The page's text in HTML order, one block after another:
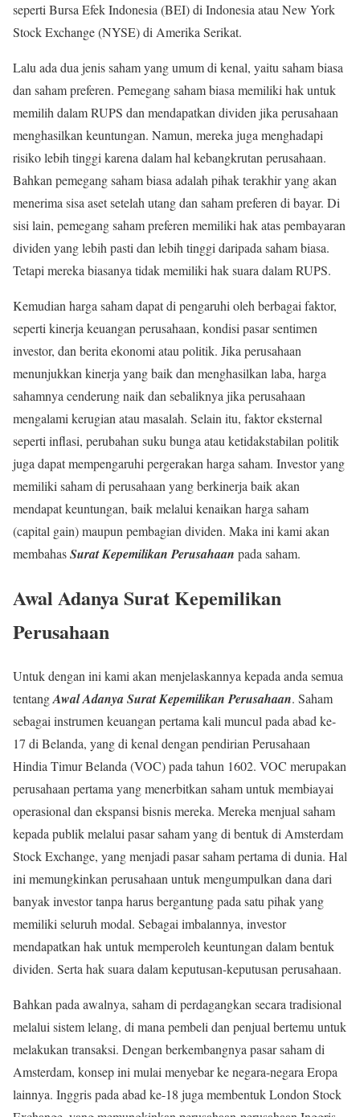
seperti Bursa Efek Indonesia (BEI) di Indonesia atau New York
Stock Exchange (NYSE) di Amerika Serikat.
Lalu ada dua jenis saham yang umum di kenal, yaitu saham biasa
dan saham preferen. Pemegang saham biasa memiliki hak untuk
memilih dalam RUPS dan mendapatkan dividen jika perusahaan
menghasilkan keuntungan. Namun, mereka juga menghadapi
risiko lebih tinggi karena dalam hal kebangkrutan perusahaan.
Bahkan pemegang saham biasa adalah pihak terakhir yang akan
menerima sisa aset setelah utang dan saham preferen di bayar. Di
sisi lain, pemegang saham preferen memiliki hak atas pembayaran
dividen yang lebih pasti dan lebih tinggi daripada saham biasa.
Tetapi mereka biasanya tidak memiliki hak suara dalam RUPS.
Kemudian harga saham dapat di pengaruhi oleh berbagai faktor,
seperti kinerja keuangan perusahaan, kondisi pasar sentimen
investor, dan berita ekonomi atau politik. Jika perusahaan
menunjukkan kinerja yang baik dan menghasilkan laba, harga
sahamnya cenderung naik dan sebaliknya jika perusahaan
mengalami kerugian atau masalah. Selain itu, faktor eksternal
seperti inflasi, perubahan suku bunga atau ketidakstabilan politik
juga dapat mempengaruhi pergerakan harga saham. Investor yang
memiliki saham di perusahaan yang berkinerja baik akan
mendapat keuntungan, baik melalui kenaikan harga saham
(capital gain) maupun pembagian dividen. Maka ini kami akan
membahasSurat Kepemilikan Perusahaan pada saham.
Awal Adanya Surat Kepemilikan
Perusahaan
Untuk dengan ini kami akan menjelaskannya kepada anda semua
tentangAwal Adanya Surat Kepemilikan Perusahaan. Saham
sebagai instrumen keuangan pertama kali muncul pada abad ke-
17 di Belanda, yang di kenal dengan pendirian Perusahaan
Hindia Timur Belanda (VOC) pada tahun 1602. VOC merupakan
perusahaan pertama yang menerbitkan saham untuk membiayai
operasional dan ekspansi bisnis mereka. Mereka menjual saham
kepada publik melalui pasar saham yang di bentuk di Amsterdam
Stock Exchange, yang menjadi pasar saham pertama di dunia. Hal
ini memungkinkan perusahaan untuk mengumpulkan dana dari
banyak investor tanpa harus bergantung pada satu pihak yang
memiliki seluruh modal. Sebagai imbalannya, investor
mendapatkan hak untuk memperoleh keuntungan dalam bentuk
dividen. Serta hak suara dalam keputusan-keputusan perusahaan.
Bahkan pada awalnya, saham di perdagangkan secara tradisional
melalui sistem lelang, di mana pembeli dan penjual bertemu untuk
melakukan transaksi. Dengan berkembangnya pasar saham di
Amsterdam, konsep ini mulai menyebar ke negara-negara Eropa
lainnya. Inggris pada abad ke-18 juga membentuk London Stock